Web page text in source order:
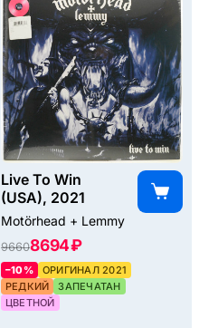
Live To Win
(USA), 2021
Motörhead + Lemmy
96608694 ₽
–10%
ОРИГИНАЛ 2021
РЕДКИЙ
ЗАПЕЧАТАН
ЦВЕТНОЙ